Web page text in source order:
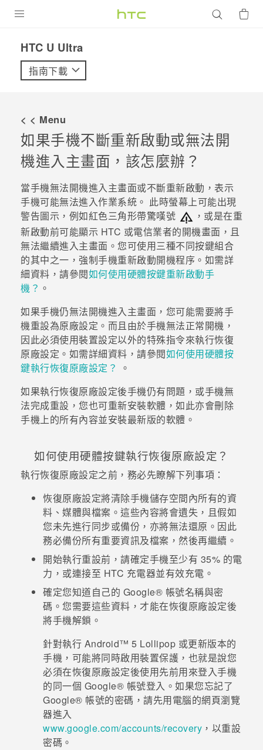
VIVE
配件
VIVERSE
優惠專區
焦點訊息
校園專案
企業採購
銷售門市
銷售通路
支援服務
VIVELAND
登入
HTC U Ultra‎
指南下載
< < Menu
如果手機不斷重新啟動或無法開
機進入主畫面，該怎麼辦？
當手機無法開機進入主畫面或不斷重新啟動，表示
手機可能無法進入作業系統。 此時螢幕上可能出現
警告圖示，例如紅色三角形帶驚嘆號
，或是在重
新啟動前可能顯示 HTC 或電信業者的開機畫面，且
無法繼續進入主畫面。您可使用三種不同按鍵組合
的其中之一，強制手機重新啟動開機程序。如需詳
細資料，請參閱如何使用硬體按鍵重新啟動手
機？ 。
如果手機仍無法開機進入主畫面，您可能需要將手
機重設為原廠設定。而且由於手機無法正常開機，
因此必須使用裝置設定以外的特殊指令來執行恢復
原廠設定。如需詳細資料，請參閱如何使用硬體按
鍵執行恢復原廠設定？
。
如果執行恢復原廠設定後手機仍有問題，或手機無
法完成重設，您也可重新安裝軟體，如此亦會刪除
手機上的所有內容並安裝最新版的軟體。
如何使用硬體按鍵執行恢復原廠設定？
執行恢復原廠設定之前，務必先瞭解下列事項：
恢復原廠設定將清除手機儲存空間內所有的資
料、媒體與檔案。這些內容將會遺失，且假如
您未先進行同步或備份，亦將無法還原。因此
務必備份所有重要資訊及檔案，然後再繼續。
開始執行重設前，請確定手機至少有 35% 的電
力，或連接至 HTC 充電器並有效充電。
確定您知道自己的 Google® 帳號名稱與密
碼。您需要這些資料，才能在恢復原廠設定後
將手機解鎖。
針對執行 Android™ 5 Lollipop 或更新版本的
手機，可能將同時啟用裝置保護，也就是說您
必須在恢復原廠設定後使用先前用來登入手機
的同一個 Google® 帳號登入。如果您忘記了
Google® 帳號的密碼，請先用電腦的網頁瀏覽
器進入
www.google.com/accounts/recovery ，以重設
密碼。